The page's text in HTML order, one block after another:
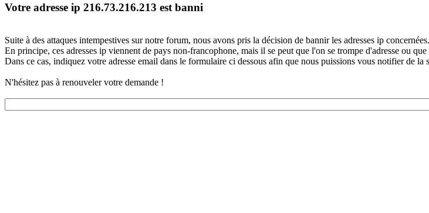
Votre adresse ip 216.73.216.213 est banni
Suite à des attaques intempestives sur notre forum, nous avons pris la décision de bannir les adresses ip concernées.
En principe, ces adresses ip viennent de pays non-francophone, mais il se peut que l'on se trompe d'adresse ou
Dans ce cas, indiquez votre adresse email dans le formulaire ci dessous afin que nous puissions vous notifier de
N'hésitez pas à renouveler votre demande !